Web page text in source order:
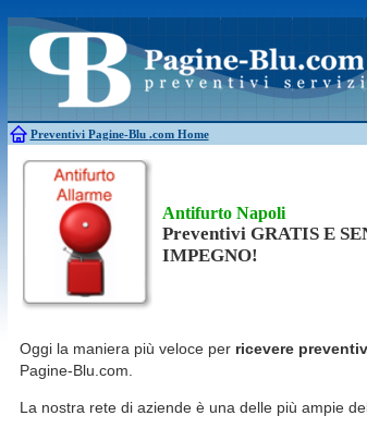
Preventivi Pagine-Blu .com Home
Antifurti
Allarme
Bagni chimici
Edilizia Giardinieri
Caldaie
Falegnami Idraulici
Canne fumarie
Parquet
Antifurto Napoli
Preventivi GRATIS E
IMPEGNO!
Oggi la maniera più veloce per ricevere
Pagine-Blu.com.
La nostra rete di aziende è una delle più ampie